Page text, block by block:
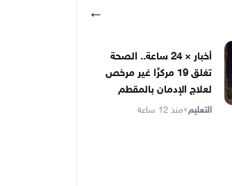
←
أخبار × 24 ساعة.. الصحة
تغلق 19 مركزًا غير مرخص
لعلاج الإدمان بالمقطم
التعليم•منذ 12 ساعة